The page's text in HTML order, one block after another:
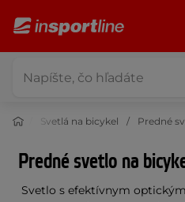
Svetlá na bicykel Predné
Predné svetlo na
Svetlo s efektívnym